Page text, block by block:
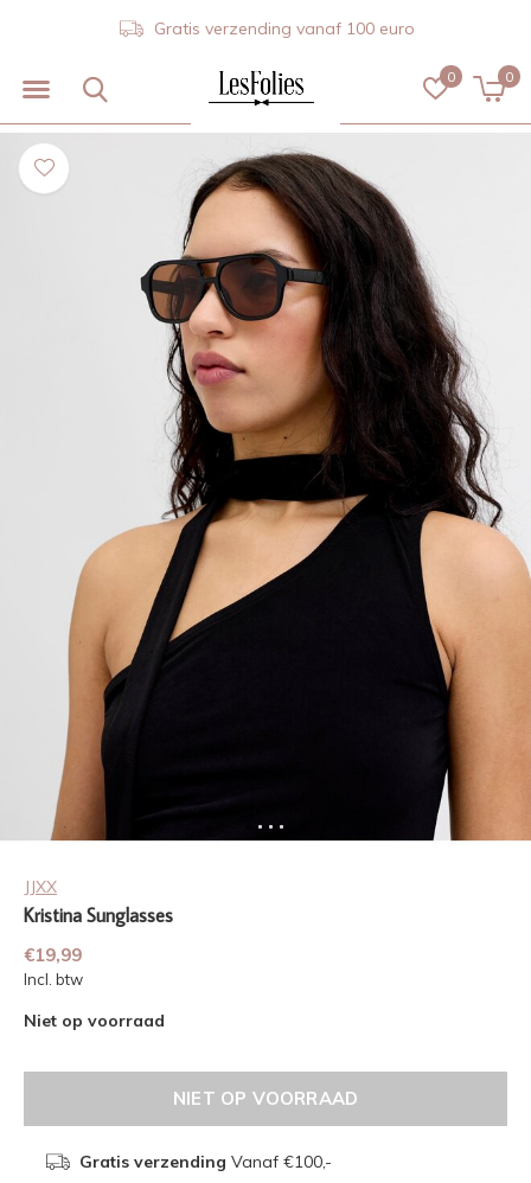
0 0
Gratis verzending vanaf 100 euro
JJXX
Kristina Sunglasses
€19,99
Incl. btw
Niet op voorraad
NIET OP VOORRAAD
Gratis verzending Vanaf €100,-